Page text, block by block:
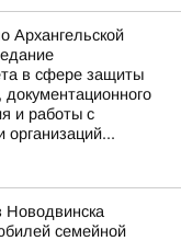
Архангельской
в сфере защиты
документационного
и работы с
Новодвинска
семейной